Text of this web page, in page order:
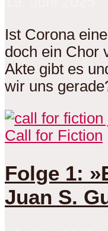
Ist Corona
doch ein Chor
Akte gibt es
wir uns
Call for Fiction
Folge 1:
Juan S.